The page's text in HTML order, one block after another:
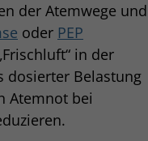
der Atemwege und
oder PEP
in der
dosierter Belastung
Atemnot bei